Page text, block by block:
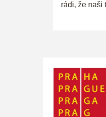
rádi, že naši